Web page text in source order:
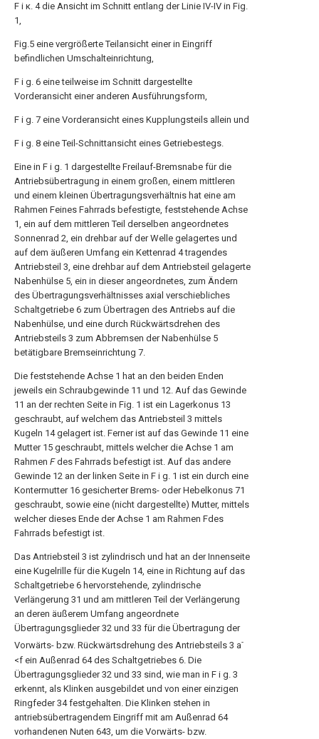
F i κ. 4 die Ansicht im Schnitt entlang der Linie IV-IV in Fig.
1,
Fig.5 eine vergrößerte Teilansicht einer in Eingriff
befindlichen Umschalteinrichtung,
F i g. 6 eine teilweise im Schnitt dargestellte
Vorderansicht einer anderen Ausführungsform,
F i g. 7 eine Vorderansicht eines Kupplungsteils allein und
F i g. 8 eine Teil-Schnittansicht eines Getriebestegs.
Eine in F i g. 1 dargestellte Freilauf-Bremsnabe für die
Antriebsübertragung in einem großen, einem mittleren
und einem kleinen Übertragungsverhältnis hat eine am
Rahmen Feines Fahrrads befestigte, feststehende Achse
1, ein auf dem mittleren Teil derselben angeordnetes
Sonnenrad 2, ein drehbar auf der Welle gelagertes und
auf dem äußeren Umfang ein Kettenrad 4 tragendes
Antriebsteil 3, eine drehbar auf dem Antriebsteil gelagerte
Nabenhülse 5, ein in dieser angeordnetes, zum Ändern
des Übertragungsverhältnisses axial verschiebliches
Schaltgetriebe 6 zum Übertragen des Antriebs auf die
Nabenhülse, und eine durch Rückwärtsdrehen des
Antriebsteils 3 zum Abbremsen der Nabenhülse 5
betätigbare Bremseinrichtung 7.
Die feststehende Achse 1 hat an den beiden Enden
jeweils ein Schraubgewinde 11 und 12. Auf das Gewinde
11 an der rechten Seite in Fig. 1 ist ein Lagerkonus 13
geschraubt, auf welchem das Antriebsteil 3 mittels
Kugeln 14 gelagert ist. Ferner ist auf das Gewinde 11 eine
Mutter 15 geschraubt, mittels welcher die Achse 1 am
Rahmen Fdes Fahrrads befestigt ist. Auf das andere
Gewinde 12 an der linken Seite in F i g. 1 ist ein durch eine
Kontermutter 16 gesicherter Brems- oder Hebelkonus 71
geschraubt, sowie eine (nicht dargestellte) Mutter, mittels
welcher dieses Ende der Achse 1 am Rahmen Fdes
Fahrrads befestigt ist.
Das Antriebsteil 3 ist zylindrisch und hat an der Innenseite
eine Kugelrille für die Kugeln 14, eine in Richtung auf das
Schaltgetriebe 6 hervorstehende, zylindrische
Verlängerung 31 und am mittleren Teil der Verlängerung
an deren äußerem Umfang angeordnete
Übertragungsglieder 32 und 33 für die Übertragung der
Vorwärts- bzw. Rückwärtsdrehung des Antriebsteils 3 a-
<f ein Außenrad 64 des Schaltgetriebes 6. Die
Übertragungsglieder 32 und 33 sind, wie man in F i g. 3
erkennt, als Klinken ausgebildet und von einer einzigen
Ringfeder 34 festgehalten. Die Klinken stehen in
antriebsübertragendem Eingriff mit am Außenrad 64
vorhandenen Nuten 643, um die Vorwärts- bzw.